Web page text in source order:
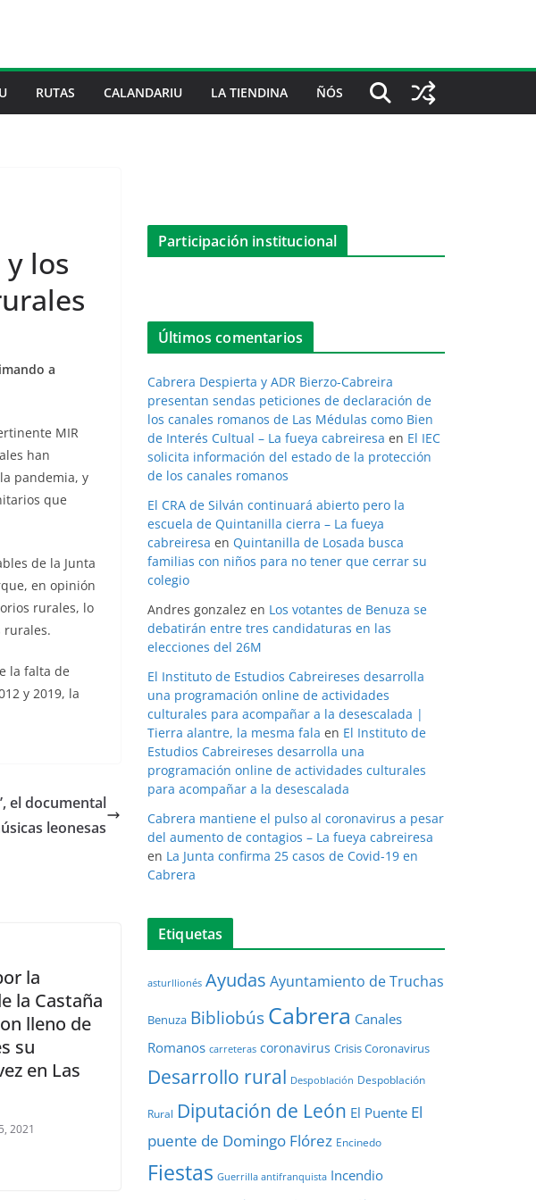
RUTAS CALANDARIU LA TIENDINA ÑÓS
los
a
MIR
han
pandemia, y
que
de la Junta
en opinión
rurales, lo
rurales.
la falta de
y 2019, la
el documental
leonesas
la
la Castaña
lleno de
su
en Las
2021
Participación institucional
Últimos comentarios
Cabrera Despierta y ADR Bierzo-Cabreira
presentan sendas peticiones de declaración de
los canales romanos de Las Médulas como Bien
de Interés Cultual – La fueya cabreiresa en El IEC
solicita información del estado de la protección
de los canales romanos
El CRA de Silván continuará abierto pero la
escuela de Quintanilla cierra – La fueya
cabreiresa en Quintanilla de Losada busca
familias con niños para no tener que cerrar su
colegio
Andres gonzalez en Los votantes de Benuza se
debatirán entre tres candidaturas en las
elecciones del 26M
El Instituto de Estudios Cabreireses desarrolla
una programación online de actividades
culturales para acompañar a la desescalada |
Tierra alantre, la mesma fala en El Instituto de
Estudios Cabreireses desarrolla una
programación online de actividades culturales
para acompañar a la desescalada
Cabrera mantiene el pulso al coronavirus a pesar
del aumento de contagios – La fueya cabreiresa
en La Junta confirma 25 casos de Covid-19 en
Cabrera
Etiquetas
asturllionés Ayudas Ayuntamiento de Truchas
Benuza BibliobúsCabrera Canales
Romanos carreteras coronavirus Crisis Coronavirus
Desarrollo rural Despoblación Despoblación
Rural Diputación de León El Puente El
puente de Domingo Flórez Encinedo
Fiestas Guerrilla antifranquista Incendio